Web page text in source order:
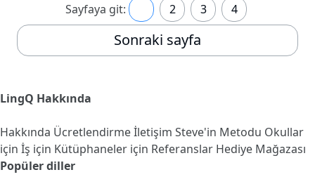
Sayfaya git: 2 3 4
Sonraki sayfa
LingQ Hakkında
Hakkında Ücretlendirmeİletişim Steve'in Metodu Okullar
için İş için Kütüphaneler için Referanslar Hediye Mağazası
Popüler diller